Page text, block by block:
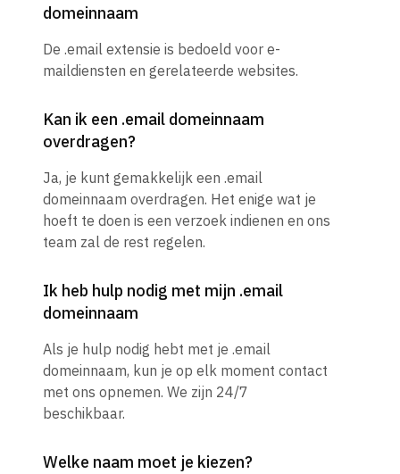
domeinnaam
De .email extensie is bedoeld voor e-
maildiensten en gerelateerde websites.
Kan ik een .email domeinnaam
overdragen?
Ja, je kunt gemakkelijk een .email
domeinnaam overdragen. Het enige wat je
hoeft te doen is een verzoek indienen en ons
team zal de rest regelen.
Ik heb hulp nodig met mijn .email
domeinnaam
Als je hulp nodig hebt met je .email
domeinnaam, kun je op elk moment contact
met ons opnemen. We zijn 24/7
beschikbaar.
Welke naam moet je kiezen?